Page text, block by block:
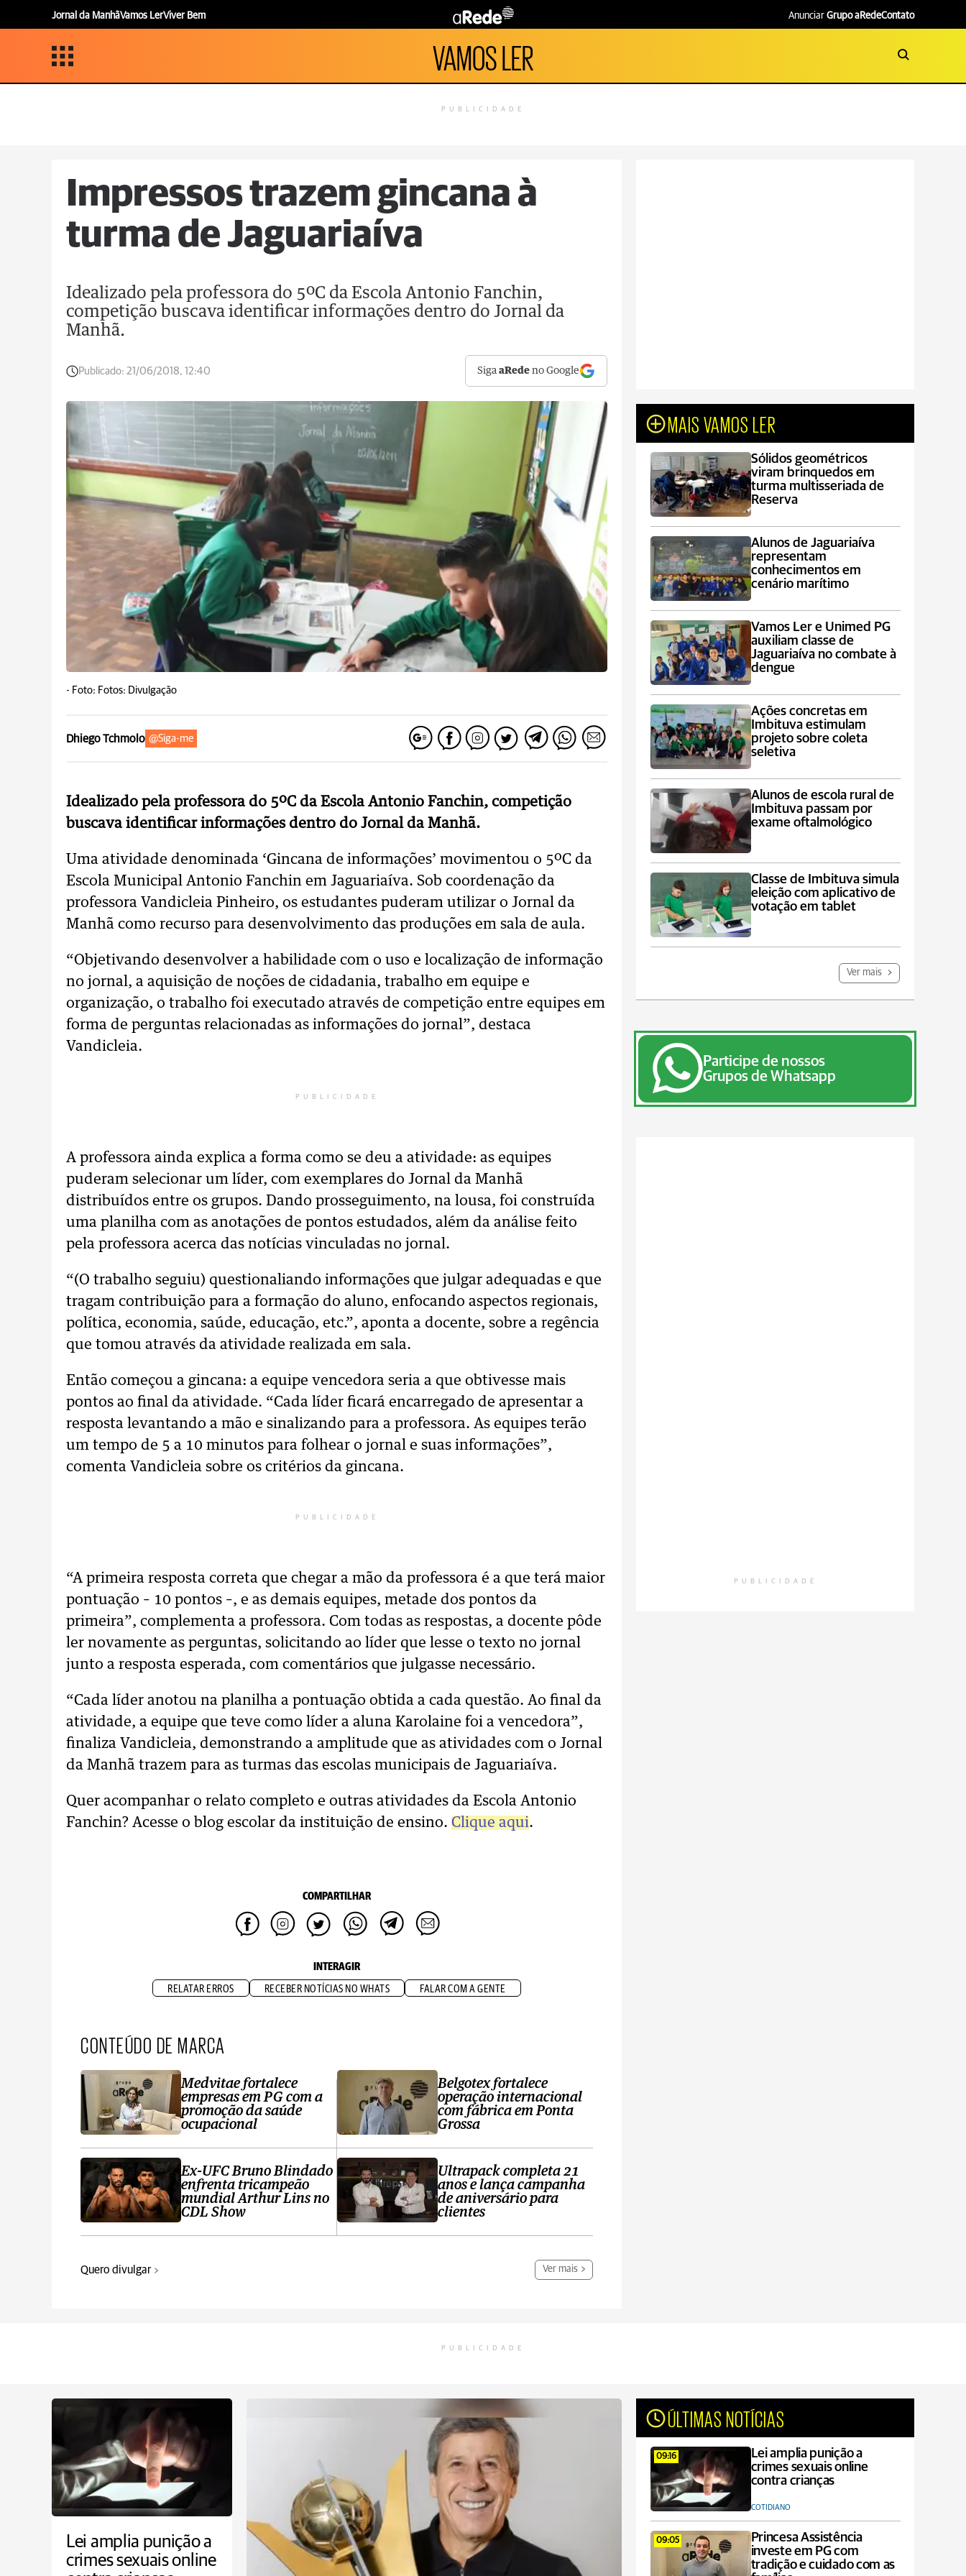
Jornal da ManhãVamos LerViver Bem Anunciar Grupo aRedeContato
VAMOS LER
PUBLICIDADE
Impressos trazem gincana à
turma de Jaguariaíva
Idealizado pela professora do 5ºC da Escola Antonio Fanchin,
competição buscava identificar informações dentro do Jornal da
Manhã.
Publicado: 21/06/2018, 12:40 SigaaRede no Google
- Foto: Fotos: Divulgação
Dhiego Tchmolo @Siga-me
Idealizado pela professora do 5ºC da Escola Antonio Fanchin, competição
buscava identificar informações dentro do Jornal da Manhã.
Uma atividade denominada ‘Gincana de informações’ movimentou o 5ºC da
Escola Municipal Antonio Fanchin em Jaguariaíva. Sob coordenação da
professora Vandicleia Pinheiro, os estudantes puderam utilizar o Jornal da
Manhã como recurso para desenvolvimento das produções em sala de aula.
“Objetivando desenvolver a habilidade com o uso e localização de informação
no jornal, a aquisição de noções de cidadania, trabalho em equipe e
organização, o trabalho foi executado através de competição entre equipes em
forma de perguntas relacionadas as informações do jornal”, destaca
Vandicleia.
PUBLICIDADE
A professora ainda explica a forma como se deu a atividade: as equipes
puderam selecionar um líder, com exemplares do Jornal da Manhã
distribuídos entre os grupos. Dando prosseguimento, na lousa, foi construída
uma planilha com as anotações de pontos estudados, além da análise feito
pela professora acerca das notícias vinculadas no jornal.
“(O trabalho seguiu) questionaliando informações que julgar adequadas e que
tragam contribuição para a formação do aluno, enfocando aspectos regionais,
política, economia, saúde, educação, etc.”, aponta a docente, sobre a regência
que tomou através da atividade realizada em sala.
Então começou a gincana: a equipe vencedora seria a que obtivesse mais
pontos ao final da atividade. “Cada líder ficará encarregado de apresentar a
resposta levantando a mão e sinalizando para a professora. As equipes terão
um tempo de 5 a 10 minutos para folhear o jornal e suas informações”,
comenta Vandicleia sobre os critérios da gincana.
PUBLICIDADE
“A primeira resposta correta que chegar a mão da professora é a que terá maior
pontuação – 10 pontos –, e as demais equipes, metade dos pontos da
primeira”, complementa a professora. Com todas as respostas, a docente pôde
ler novamente as perguntas, solicitando ao líder que lesse o texto no jornal
junto a resposta esperada, com comentários que julgasse necessário.
“Cada líder anotou na planilha a pontuação obtida a cada questão. Ao final da
atividade, a equipe que teve como líder a aluna Karolaine foi a vencedora”,
finaliza Vandicleia, demonstrando a amplitude que as atividades com o Jornal
da Manhã trazem para as turmas das escolas municipais de Jaguariaíva.
Quer acompanhar o relato completo e outras atividades da Escola Antonio
Fanchin? Acesse o blog escolar da instituição de ensino. Clique aqui.
COMPARTILHAR
INTERAGIR
RELATAR ERROS RECEBER NOTÍCIAS NO WHATS FALAR COM A GENTE
CONTEÚDO DE MARCA
Medvitae fortalece
empresas em PG com a
promoção da saúde
ocupacional
Ex-UFC Bruno Blindado
enfrenta tricampeão
mundial Arthur Lins no
CDL Show
Belgotex fortalece
operação internacional
com fábrica em Ponta
Grossa
Ultrapack completa 21
anos e lança campanha
de aniversário para
clientes
Quero divulgar Ver mais
MAIS VAMOS LER
Sólidos geométricos
viram brinquedos em
turma multisseriada de
Reserva
Alunos de Jaguariaíva
representam
conhecimentos em
cenário marítimo
Vamos Ler e Unimed PG
auxiliam classe de
Jaguariaíva no combate à
dengue
Ações concretas em
Imbituva estimulam
projeto sobre coleta
seletiva
Alunos de escola rural de
Imbituva passam por
exame oftalmológico
Classe de Imbituva simula
eleição com aplicativo de
votação em tablet
Ver mais
Participe de nossos
Grupos de Whatsapp
PUBLICIDADE
PUBLICIDADE
Lei amplia punição a
crimes sexuais online
ÚLTIMAS NOTÍCIAS
09:16
Lei amplia punição a
crimes sexuais online
contra crianças
COTIDIANO
09:05
Princesa Assistência
investe em PG com
tradição e cuidado com as